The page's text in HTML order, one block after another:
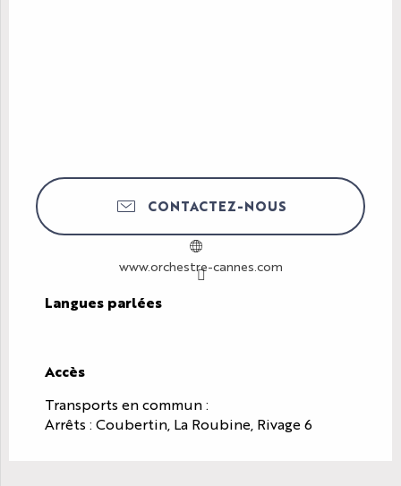
CONTACTEZ-NOUS
www.orchestre-cannes.com
Langues parlées
Langues parlées
Accès
Accès
Transports en commun :
Arrêts : Coubertin, La Roubine, Rivage 6